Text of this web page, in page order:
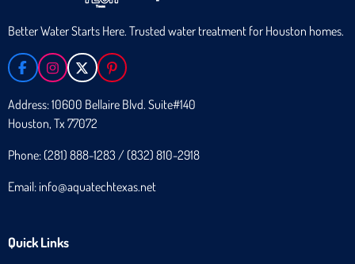
Better Water Starts Here. Trusted water treatment for Houston homes.
F
A
C
E
B
O
I
N
S
T
A
R
M
X
P
I
N
T
E
T
Address: 10600 Bellaire Blvd. Suite#140
Houston, Tx 77072
Phone: (281) 888-1283 / (832) 810-2918
Email: info@aquatechtexas.net
Quick Links